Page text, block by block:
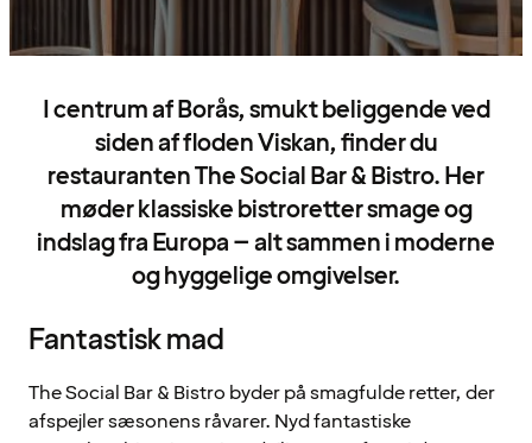
I centrum af Borås, smukt beliggende ved
siden af floden Viskan, finder du
restauranten The Social Bar & Bistro. Her
møder klassiske bistroretter smage og
indslag fra Europa – alt sammen i moderne
og hyggelige omgivelser.
Fantastisk mad
The Social Bar & Bistro byder på smagfulde retter, der
afspejler sæsonens råvarer. Nyd fantastiske